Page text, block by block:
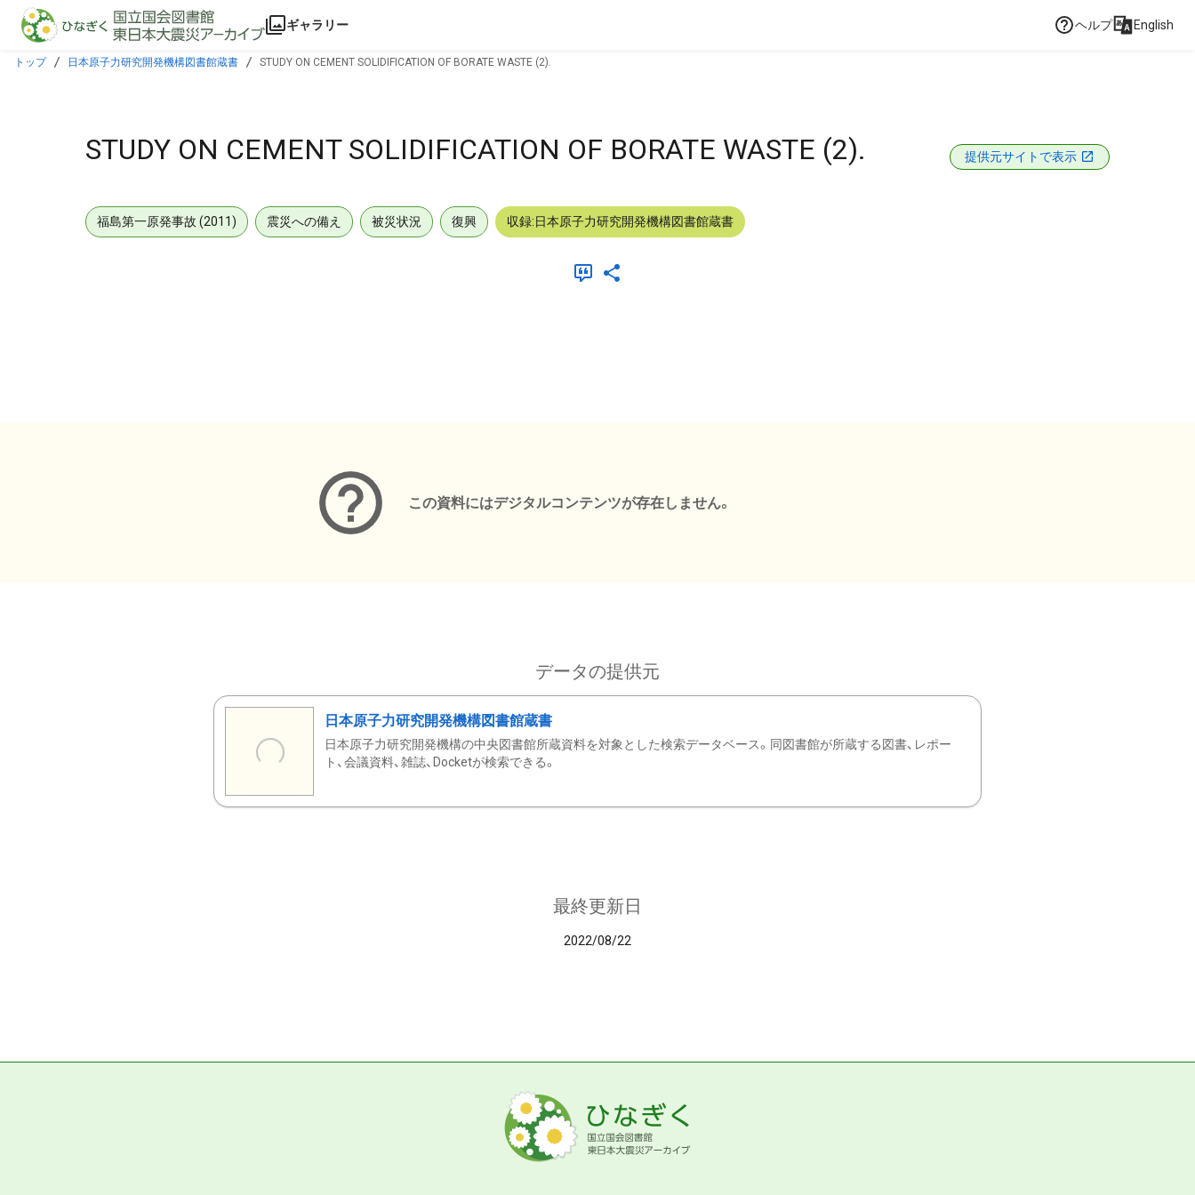
本文に飛ぶ
ギャラリー ヘルプ English
トップ 日本原子力研究開発機構図書館蔵書 STUDY ON CEMENT SOLIDIFICATION OF BORATE WASTE (2).
STUDY ON CEMENT SOLIDIFICATION OF BORATE WASTE (2). 提供元サイトで表示
福島第一原発事故 (2011) 震災への備え 被災状況 復興 収録:日本原子力研究開発機構図書館蔵書
この資料にはデジタルコンテンツが存在しません。
データの提供元
日本原子力研究開発機構図書館蔵書
日本原子力研究開発機構の中央図書館所蔵資料を対象とした検索データベース。同図書館が所蔵する図書、レポー
ト、会議資料、雑誌、Docketが検索できる。
最終更新日
2022/08/22